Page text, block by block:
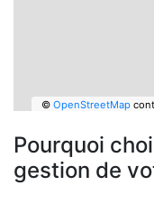
© OpenStreetMap
Pourquoi
gestion de